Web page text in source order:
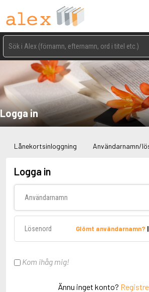
Logga in
Lånekortsinloggning Användarnamn/
Logga in
Glömt användarnamn? |
Kom ihåg mig!
Ännu inget konto?